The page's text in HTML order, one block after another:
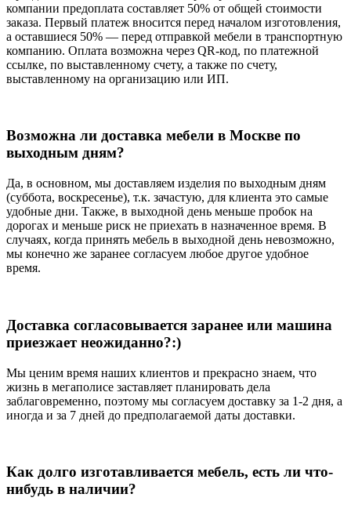
компании предоплата составляет 50% от общей стоимости
заказа. Первый платеж вносится перед началом изготовления,
а оставшиеся 50% — перед отправкой мебели в транспортную
компанию. Оплата возможна через QR-код, по платежной
ссылке, по выставленному счету, а также по счету,
выставленному на организацию или ИП.
Возможна ли доставка мебели в Москве по
выходным дням?
Да, в основном, мы доставляем изделия по выходным дням
(суббота, воскресенье), т.к. зачастую, для клиента это самые
удобные дни. Также, в выходной день меньше пробок на
дорогах и меньше риск не приехать в назначенное время. В
случаях, когда принять мебель в выходной день невозможно,
мы конечно же заранее согласуем любое другое удобное
время.
Доставка согласовывается заранее или машина
приезжает неожиданно?:)
Мы ценим время наших клиентов и прекрасно знаем, что
жизнь в мегаполисе заставляет планировать дела
заблаговременно, поэтому мы согласуем доставку за 1-2 дня, а
иногда и за 7 дней до предполагаемой даты доставки.
Как долго изготавливается мебель, есть ли что-
нибудь в наличии?